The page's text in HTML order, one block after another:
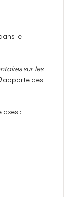
le
sur les
apporte des
axes :